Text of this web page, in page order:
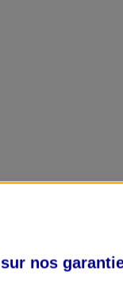
nos